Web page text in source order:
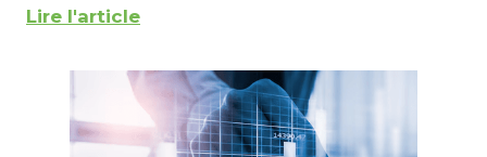
Lire l'article